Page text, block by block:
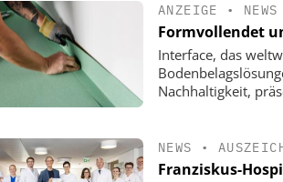
ANZEIGE • NEWS
Formvollendet
Interface, das
Nachhaltigkeit,
NEWS •
Franziskus-